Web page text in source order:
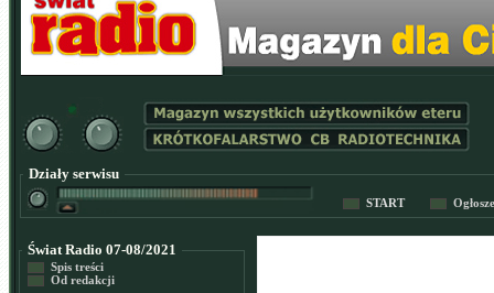
Działy serwisu
START
Świat Radio 07-08/2021
Spis treści
Od redakcji